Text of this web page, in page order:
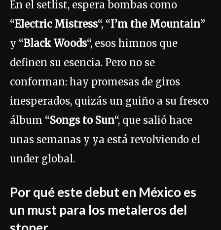
En el setlist, espera bombas como
“Electric Mistress“, “I’m the Mountain”
y “Black Woods“, esos himnos que
definen su esencia. Pero no se
conforman: hay promesas de giros
inesperados, quizás un guiño a su fresco
álbum “Songs to Sun“, que salió hace
unas semanas y ya está revolviendo el
under global.
Por qué este debut en México es
un must para los metaleros del